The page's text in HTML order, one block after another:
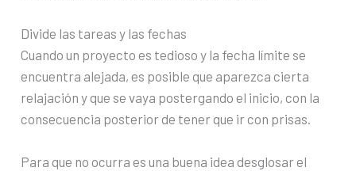
Divide las tareas y las fechas
Cuando un proyecto es tedioso y la fecha límite se
encuentra alejada, es posible que aparezca cierta
relajación y que se vaya postergando el inicio, con la
consecuencia posterior de tener que ir con prisas.
Para que no ocurra es una buena idea desglosar el